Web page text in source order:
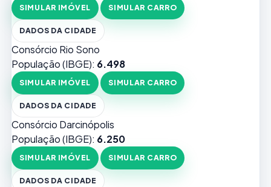
SIMULAR IMÓVEL SIMULAR CARRO
DADOS DA CIDADE
Consórcio Rio Sono
População (IBGE): 6.498
SIMULAR IMÓVEL SIMULAR CARRO
DADOS DA CIDADE
Consórcio Darcinópolis
População (IBGE): 6.250
SIMULAR IMÓVEL SIMULAR CARRO
DADOS DA CIDADE